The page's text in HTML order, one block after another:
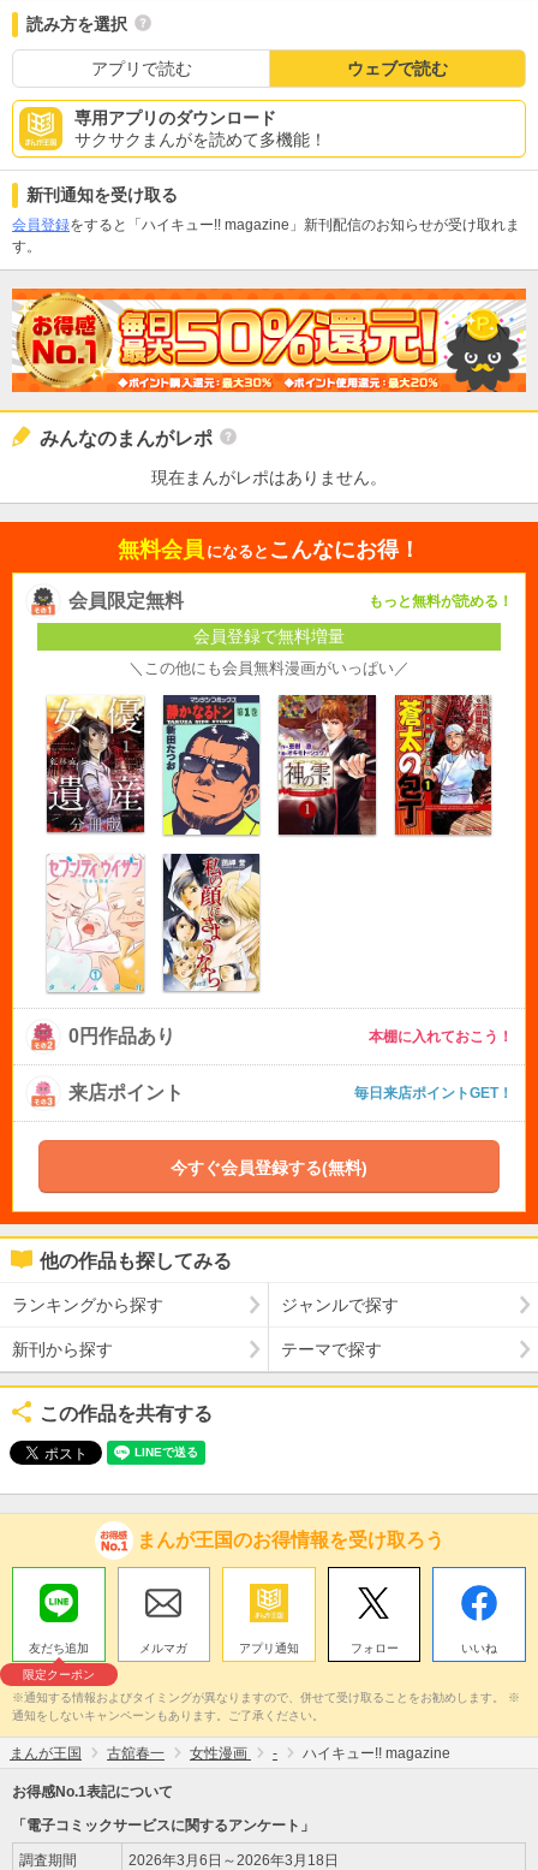
読み方を選択
アプリで読む ウェブで読む
専用アプリのダウンロード
サクサクまんがを読めて多機能！
新刊通知を受け取る
会員登録をすると「ハイキュー!! magazine」新刊配信のお知らせが受け取れま
す。
みんなのまんがレポ
現在まんがレポはありません。
無料会員 になると こんなにお得！
会員限定無料 もっと無料が読める！
会員登録で無料増量
＼この他にも会員無料漫画がいっぱい／
0円作品あり 本棚に入れておこう！
来店ポイント 毎日来店ポイントGET！
今すぐ会員登録する(無料)
他の作品も探してみる
ランキングから探す ジャンルで探す
新刊から探す テーマで探す
この作品を共有する
まんが王国のお得情報を受け取ろう
友だち追加
限定クーポン
メルマガ アプリ通知 フォロー いいね
※通知する情報およびタイミングが異なりますので、併せて受け取ることをお勧めします。 ※
通知をしないキャンペーンもあります。ご了承ください。
まんが王国 古舘春一 女性漫画 - ハイキュー!! magazine
お得感No.1表記について
「電子コミックサービスに関するアンケート」
調査期間 2026年3月6日～2026年3月18日